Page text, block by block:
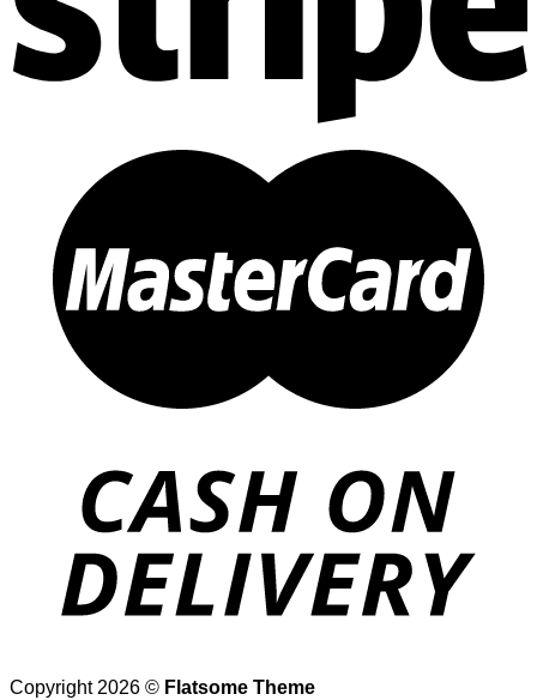
Copyright 2026 © Flatsome Theme